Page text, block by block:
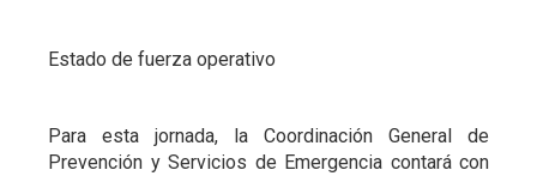
Estado de fuerza operativo
Para esta jornada, la Coordinación General de
Prevención y Servicios de Emergencia contará con